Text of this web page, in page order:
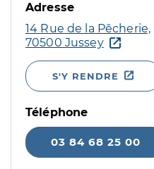
Adresse
14 Rue de la Pêcherie,
70500 Jussey
S'Y RENDRE
Téléphone
03 84 68 25 00